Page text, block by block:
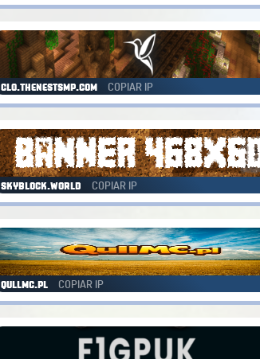
clo.thenestsmp.com COPIAR IP
skyblock.world COPIAR IP
qullmc.pl COPIAR IP